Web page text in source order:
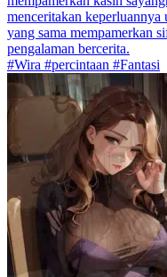
menceritakan keperluannya
yang sama mempamerkan
pengalaman bercerita.
#Wira #percintaan #Fantasi